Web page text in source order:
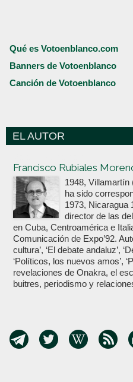
Qué es Votoenblanco.com
Banners de Votoenblanco
Canción de Votoenblanco
EL AUTOR
Francisco Rubiales
1948,
ha sido
1973, Nicaragua
director de las
en Cuba, Centroamérica e
Comunicación de Expo’92.
cultura’, ‘El debate andaluz’,
‘Políticos, los nuevos amos’,
revelaciones de Onakra, el
buitres, periodismo y